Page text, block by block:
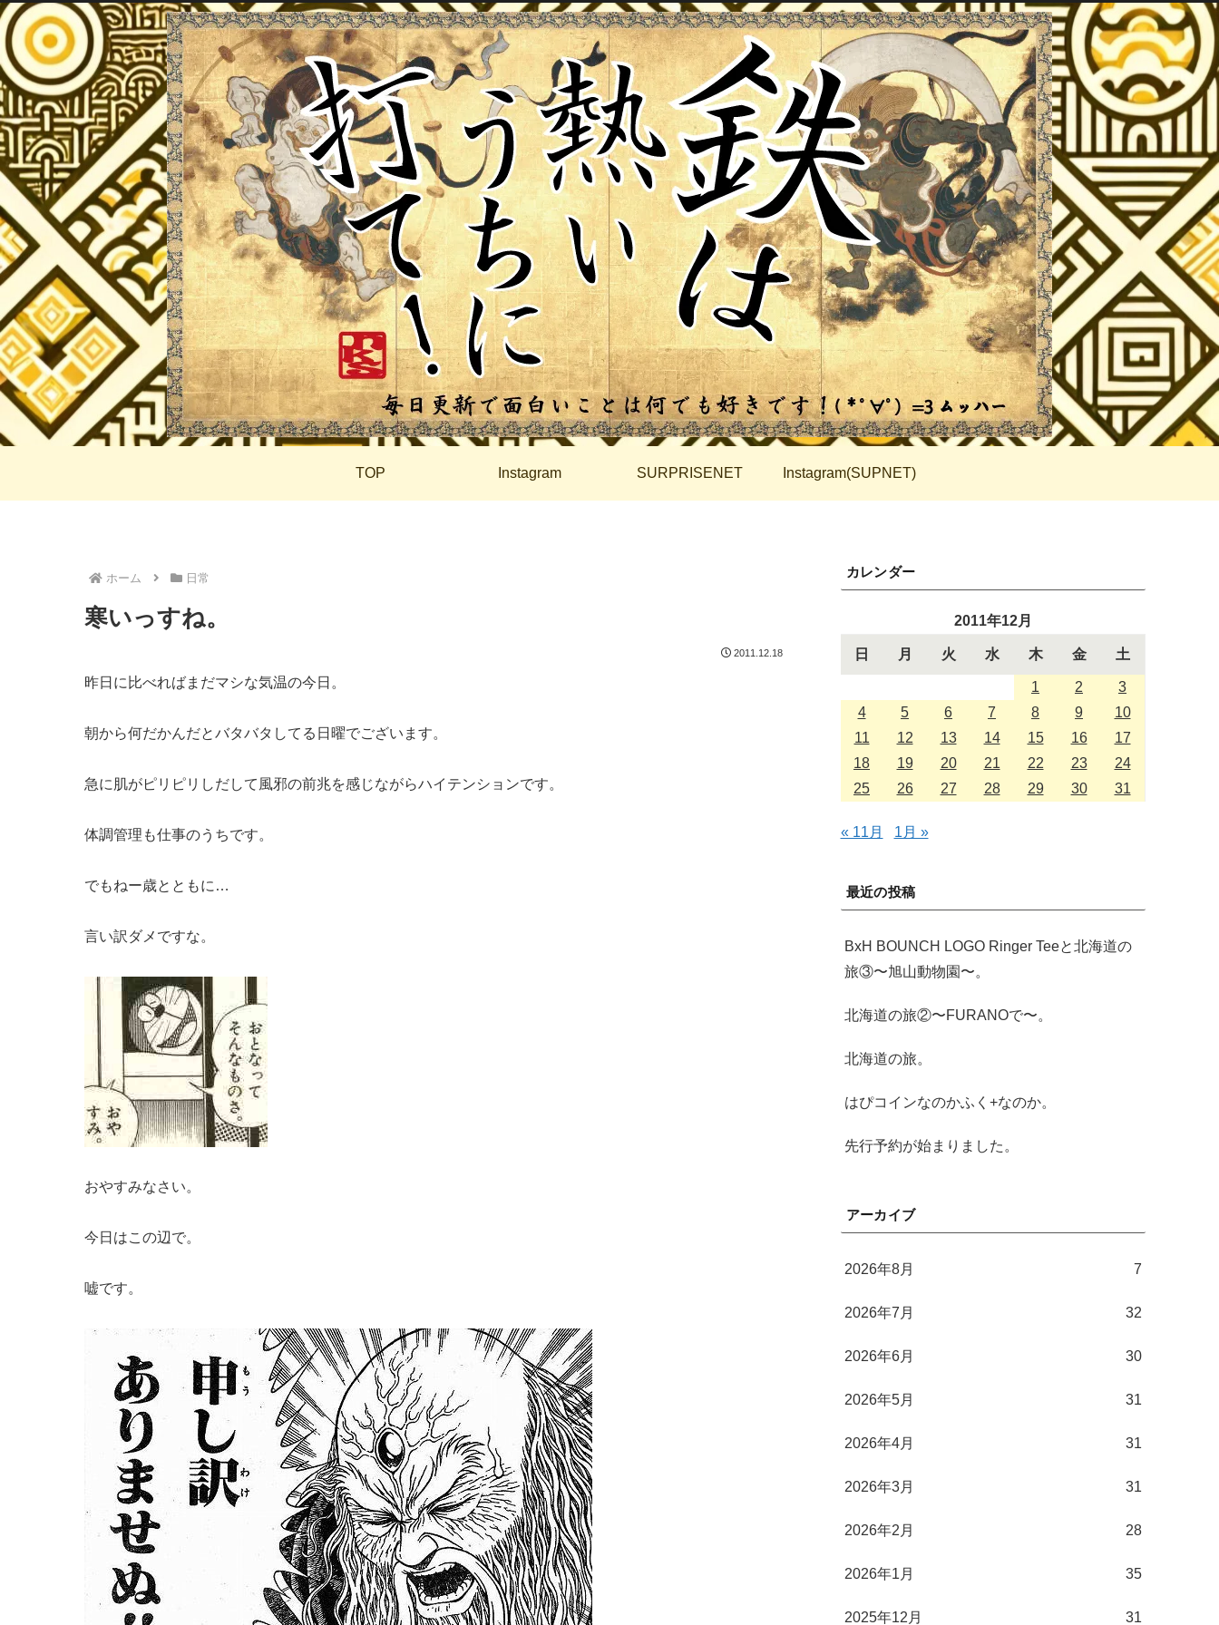
TOP Instagram SURPRISENET Instagram(SUPNET)
ホーム 日常
寒いっすね。
2011.12.18
昨日に比べればまだマシな気温の今日。
朝から何だかんだとバタバタしてる日曜でございます。
急に肌がピリピリしだして風邪の前兆を感じながらハイテンションです。
体調管理も仕事のうちです。
でもねー歳とともに…
言い訳ダメですな。
おやすみなさい。
今日はこの辺で。
嘘です。
カレンダー
2011年12月
日 月 火 水 木 金 土
1 2
3
4
5 6 7 8 9
10
11
12 13 14 15 16
17
18
19 20 21 22 23
24
25
26 27 28 29 30 31
« 11月 1月 »
最近の投稿
BxH BOUNCH LOGO Ringer Teeと北海道の
旅③〜旭山動物園〜。
北海道の旅②〜FURANOで〜。
北海道の旅。
はぴコインなのかふく+なのか。
先行予約が始まりました。
アーカイブ
2026年8月 7
2026年7月 32
2026年6月 30
2026年5月 31
2026年4月 31
2026年3月 31
2026年2月 28
2026年1月 35
2025年12月 31